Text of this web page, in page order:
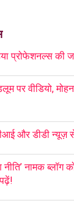
प्रोफेशनल्स की
पर वीडियो,
और डीडी न्यूज़
नामक ब्लॉग